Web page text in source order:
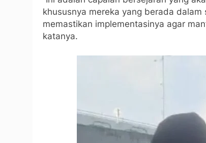
khususnya mereka yang berada
memastikan implementasinya agar
katanya.